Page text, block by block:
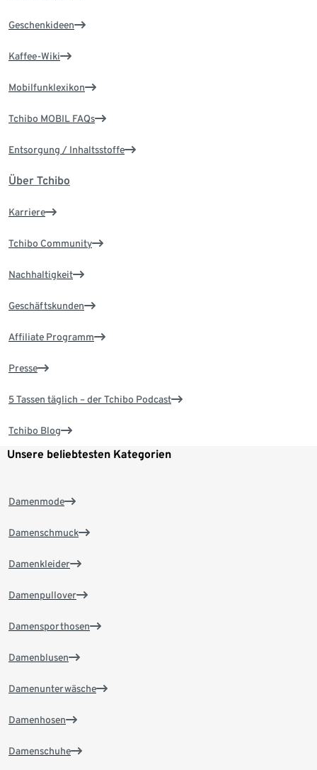
Geschenkideen
Kaffee-Wiki
Mobilfunklexikon
Tchibo MOBIL FAQs
Entsorgung / Inhaltsstoffe
Über Tchibo
Karriere
Tchibo Community
Nachhaltigkeit
Geschäftskunden
Affiliate Programm
Presse
5 Tassen täglich – der Tchibo Podcast
Tchibo Blog
Unsere beliebtesten Kategorien
Damenmode
Damenschmuck
Damenkleider
Damenpullover
Damensporthosen
Damenblusen
Damenunterwäsche
Damenhosen
Damenschuhe